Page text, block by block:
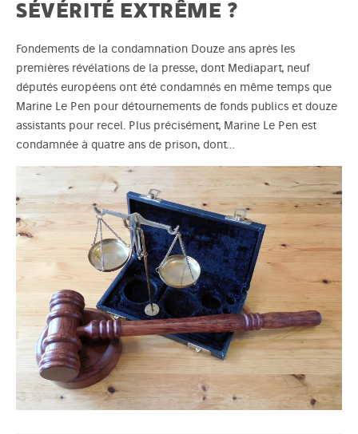
SÉVÉRITÉ EXTRÊME ?
Fondements de la condamnation Douze ans après les
premières révélations de la presse, dont Mediapart, neuf
députés européens ont été condamnés en même temps que
Marine Le Pen pour détournements de fonds publics et douze
assistants pour recel. Plus précisément, Marine Le Pen est
condamnée à quatre ans de prison, dont…